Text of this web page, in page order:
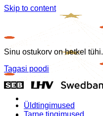
Skip to content
Sinu ostukorv on hetkel tühi.
Tagasi poodi
Üldtingimused
Tarne tingimused